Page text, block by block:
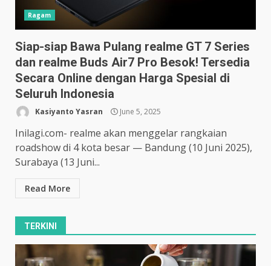
Ragam
Siap-siap Bawa Pulang realme GT 7 Series
dan realme Buds Air7 Pro Besok! Tersedia
Secara Online dengan Harga Spesial di
Seluruh Indonesia
Kasiyanto Yasran June 5, 2025
Inilagi.com- realme akan menggelar rangkaian
roadshow di 4 kota besar — Bandung (10 Juni 2025),
Surabaya (13 Juni...
Read More
TERKINI